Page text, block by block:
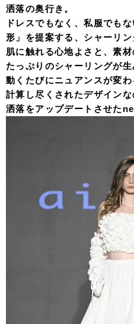
洒落の奥行き。
ドレスでもなく、私服でも
形」を提案する、シャーリ
肌に触れる心地よさと、素材
たっぷりのシャーリングが
動くたびにニュアンスが変わ
計算し尽くされたデザイン
洒落をアップデートさせた